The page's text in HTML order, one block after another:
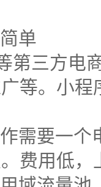
单
第三方电
等。小
需要一
费用低，